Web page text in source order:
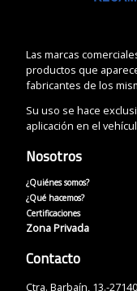
Las marcas
productos que
fabricantes de los
Su uso se hace
aplicación en el
Nosotros
¿Quiénes somos?
¿Qué hacemos?
Certificaciones
Zona Privada
Contacto
Ctra. Barbaín, 13.-